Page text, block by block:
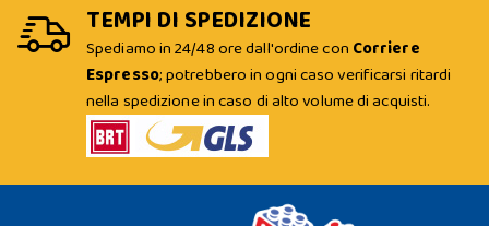
TEMPI DI SPEDIZIONE
Spediamo in 24/48 ore dall'ordine con Corriere
Espresso; potrebbero in ogni caso verificarsi ritardi
nella spedizione in caso di alto volume di acquisti.